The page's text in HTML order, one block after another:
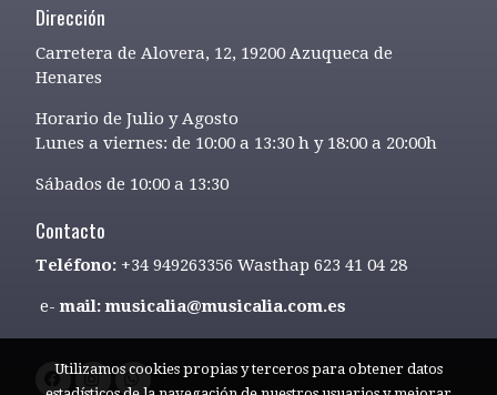
Dirección
Carretera de Alovera, 12, 19200 Azuqueca de
Henares
Horario de Julio y Agosto
Lunes a viernes: de 10:00 a 13:30 h y 18:00 a 20:00h
Sábados de 10:00 a 13:30
Contacto
Teléfono: +34 949263356 Wasthap 623 41 04 28
e-mail: musicalia@musicalia.com.es
Utilizamos cookies propias y terceros para obtener datos